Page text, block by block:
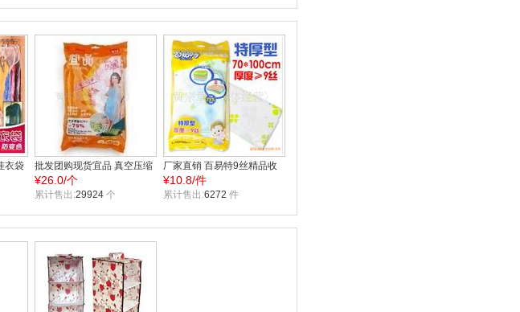
衣袋
批发团购现货宜品 真空压缩
4大4中1大泵 9006百易特真
空压缩袋
¥26.0/个
累计售出:29924 个
厂家直销 百易特9丝精品收
纳袋8077两个装70X100CM
压缩袋 混批
¥10.8/件
累计售出:6272 件